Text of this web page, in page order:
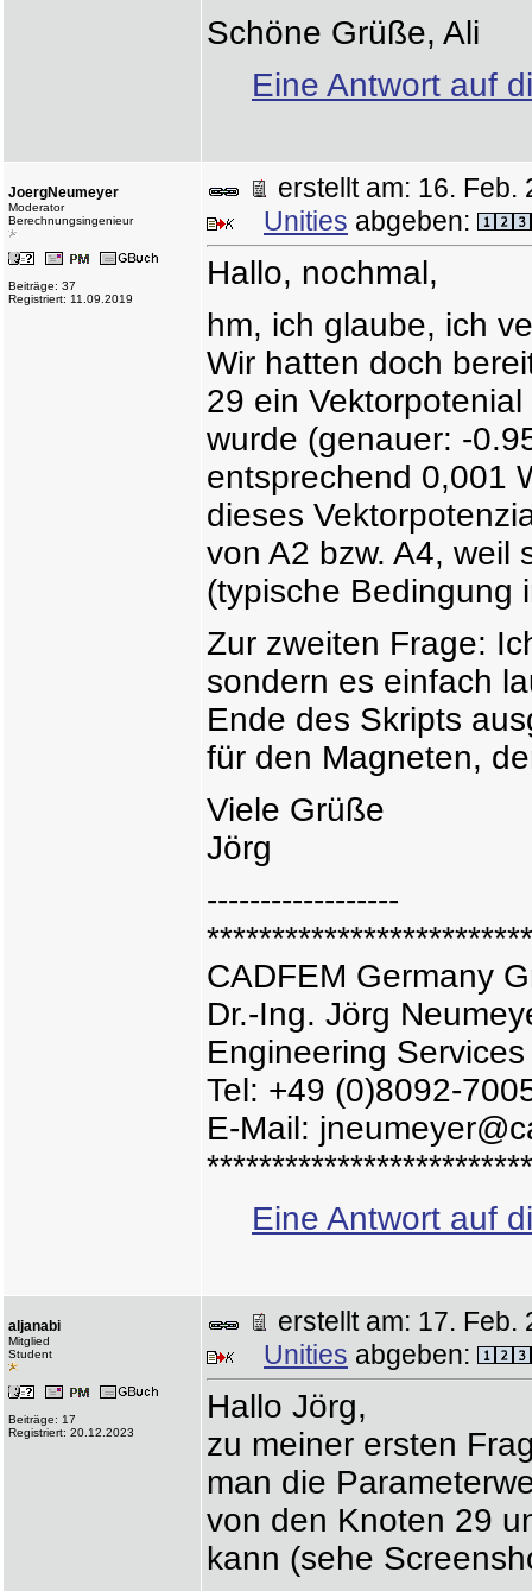
Schöne Grüße, Ali
Eine Antwort auf
JoergNeumeyer
Moderator
Berechnungsingenieur
Beiträge: 37
Registriert: 11.09.2019
erstellt am: 16.
Unities abgeben:
Hallo, nochmal,
hm, ich glaube, ich
Wir hatten doch
29 ein
wurde (genauer: -
entsprechend 0,001
dieses
von A2 bzw. A4, weil
(typische Bedingung
Zur zweiten Frage:
sondern es einfach
Ende des Skripts
für den Magneten,
Viele Grüße
Jörg
------------------
CADFEM Germany
Dr.-Ing. Jörg
Engineering Services
Tel: +49 (0)8092-
E-Mail:
Eine Antwort auf
aljanabi
Mitglied
Student
Beiträge: 17
Registriert: 20.12.2023
erstellt am: 17.
Unities abgeben:
Hallo Jörg,
zu meiner ersten
man die
von den Knoten 29
kann (sehe